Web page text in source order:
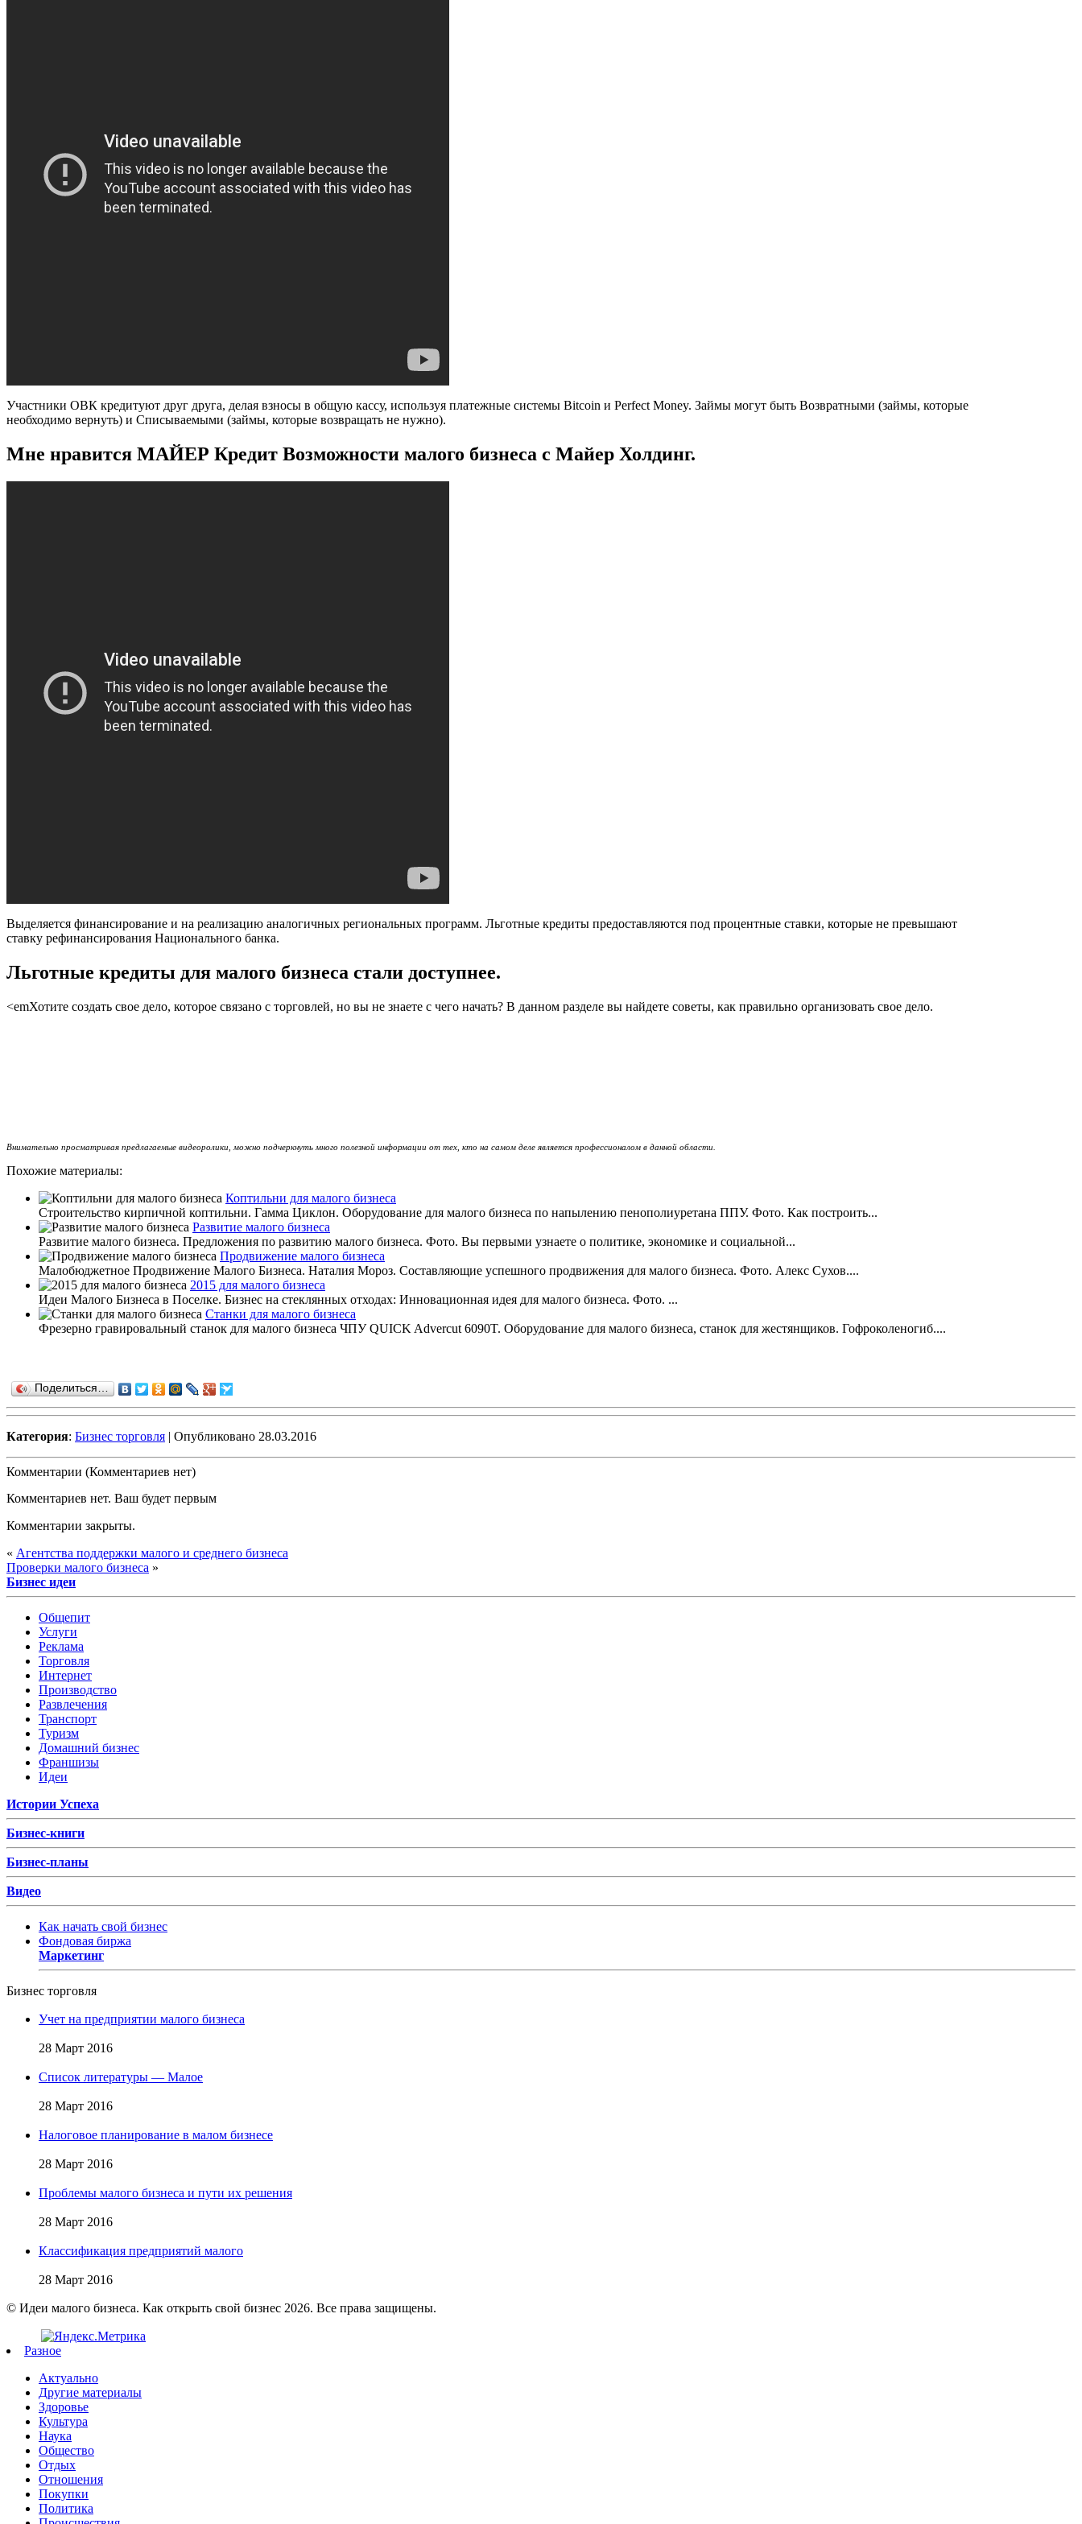
Участники ОВК кредитуют друг друга, делая взносы в общую кассу, используя платежные системы Bitcoin и Perfect Money. Займы могут быть Возвратными (займы, которые
необходимо вернуть) и Списываемыми (займы, которые возвращать не нужно).
Мне нравится МАЙЕР Кредит Возможности малого бизнеса с Майер Холдинг.
Выделяется финансирование и на реализацию аналогичных региональных программ. Льготные кредиты предоставляются под процентные ставки, которые не превышают
ставку рефинансирования Национального банка.
Льготные кредиты для малого бизнеса стали доступнее.
<emХотите создать свое дело, которое связано с торговлей, но вы не знаете с чего начать? В данном разделе вы найдете советы, как правильно организовать свое дело.
Внимательно просматривая предлагаемые видеоролики, можно подчеркнуть много полезной информации от тех, кто на самом деле является профессионалом в данной области.
Похожие материалы:
Коптильни для малого бизнеса
Строительство кирпичной коптильни. Гамма Циклон. Оборудование для малого бизнеса по напылению пенополиуретана ППУ. Фото. Как построить...
Развитие малого бизнеса
Развитие малого бизнеса. Предложения по развитию малого бизнеса. Фото. Вы первыми узнаете о политике, экономике и социальной...
Продвижение малого бизнеса
Малобюджетное Продвижение Малого Бизнеса. Наталия Мороз. Составляющие успешного продвижения для малого бизнеса. Фото. Алекс Сухов....
2015 для малого бизнеса
Идеи Малого Бизнеса в Поселке. Бизнес на стеклянных отходах: Инновационная идея для малого бизнеса. Фото. ...
Станки для малого бизнеса
Фрезерно гравировальный станок для малого бизнеса ЧПУ QUICK Advercut 6090T. Оборудование для малого бизнеса, станок для жестянщиков. Гофроколеногиб....
Поделиться…
Категория: Бизнес торговля | Опубликовано 28.03.2016
Комментарии (Комментариев нет)
Комментариев нет. Ваш будет первым
Комментарии закрыты.
« Агентства поддержки малого и среднего бизнеса
Проверки малого бизнеса »
Бизнес идеи
Общепит
Услуги
Реклама
Торговля
Интернет
Производство
Развлечения
Транспорт
Туризм
Домашний бизнес
Франшизы
Идеи
Истории Успеха
Бизнес-книги
Бизнес-планы
Видео
Как начать свой бизнес
Фондовая биржа
Маркетинг
Бизнес торговля
Учет на предприятии малого бизнеса
28 Март 2016
Список литературы — Малое
28 Март 2016
Налоговое планирование в малом бизнесе
28 Март 2016
Проблемы малого бизнеса и пути их решения
28 Март 2016
Классификация предприятий малого
28 Март 2016
© Идеи малого бизнеса. Как открыть свой бизнес 2026. Все права защищены.
Разное
Актуально
Другие материалы
Здоровье
Культура
Наука
Общество
Отдых
Отношения
Покупки
Политика